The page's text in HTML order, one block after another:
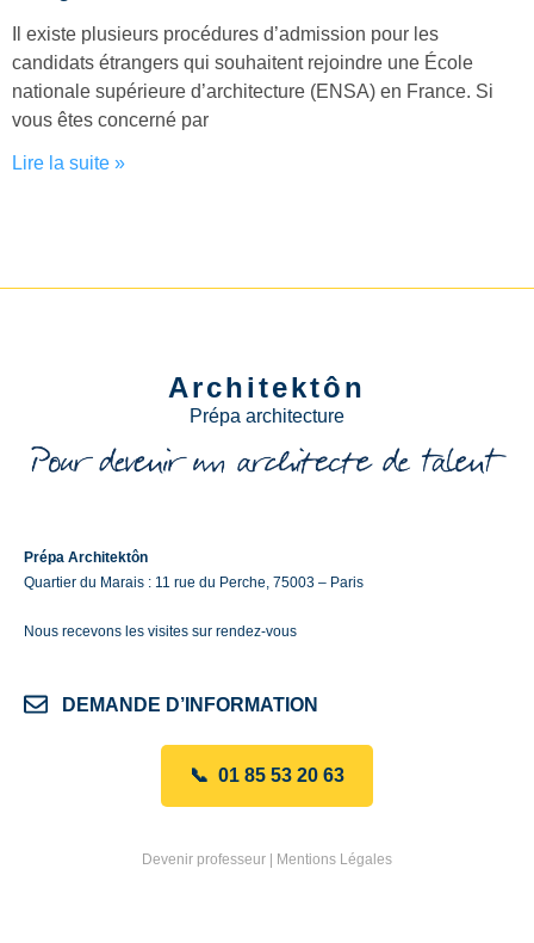
Il existe plusieurs procédures d’admission pour les
candidats étrangers qui souhaitent rejoindre une École
nationale supérieure d’architecture (ENSA) en France. Si
vous êtes concerné par
Lire la suite »
Architektôn
Prépa architecture
Prépa Architektôn
Quartier du Marais : 11 rue du Perche, 75003 – Paris
Nous recevons les visites sur rendez-vous
DEMANDE D’INFORMATION
📞 01 85 53 20 63
Devenir professeur | Mentions Légales